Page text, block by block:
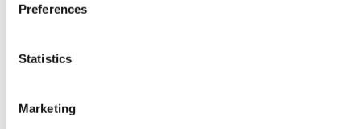
Preferences
Statistics
Marketing